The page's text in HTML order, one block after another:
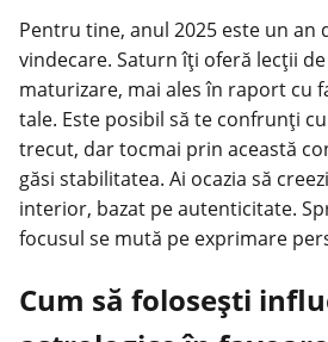
Pentru tine, anul 2025 este un an
vindecare. Saturn îți oferă lecții
maturizare, mai ales în raport cu
tale. Este posibil să te confrunți
trecut, dar tocmai prin această
găsi stabilitatea. Ai ocazia să
interior, bazat pe autenticitate.
focusul se mută pe exprimare
Cum să folosești